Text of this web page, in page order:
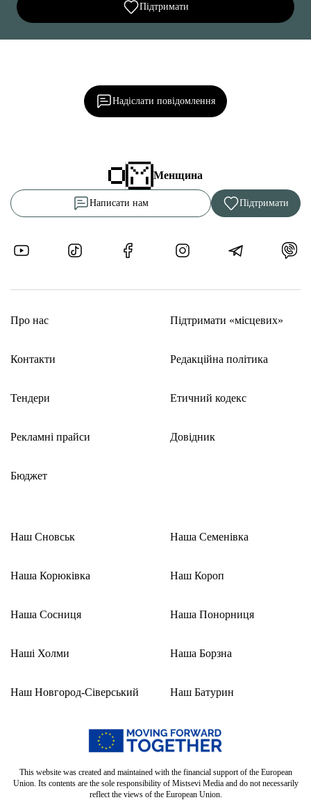
Підтримати
Надіслати повідомлення
Менщина
Написати нам Підтримати
Про нас
Контакти
Тендери
Рекламні прайси
Бюджет
Підтримати «місцевих»
Редакційна політика
Етичний кодекс
Довідник
Наш Сновськ
Наша Корюківка
Наша Сосниця
Наші Холми
Наш Новгород-Сіверський
Наша Семенівка
Наш Короп
Наша Понорниця
Наша Борзна
Наш Батурин
This website was created and maintained with the financial support of the European
Union. Its contents are the sole responsibility of Mistsevi Media and do not necessarily
reflect the views of the European Union.